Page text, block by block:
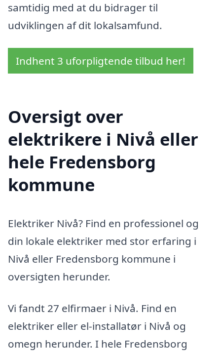
samtidig med at du bidrager til
udviklingen af dit lokalsamfund.
Indhent 3 uforpligtende tilbud her!
Oversigt over
elektrikere i Nivå eller
hele Fredensborg
kommune
Elektriker Nivå? Find en professionel og
din lokale elektriker med stor erfaring i
Nivå eller Fredensborg kommune i
oversigten herunder.
Vi fandt 27 elfirmaer i Nivå. Find en
elektriker eller el-installatør i Nivå og
omegn herunder. I hele Fredensborg